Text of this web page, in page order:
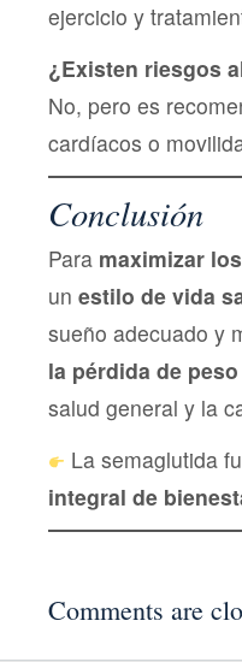
ejercicio y
¿Existen riesgos
No, pero es
cardíacos o
Conclusión
Para maximizar
un estilo de vida
sueño adecuado y
la pérdida de
salud general y la
La semaglutida
integral de
Comments are